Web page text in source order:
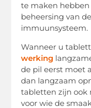
te maken
beheersing van
immuunsysteem.
Wanneer u
werking
de pil eerst moet
dan langzaam
tabletten zijn ook
voor wie de